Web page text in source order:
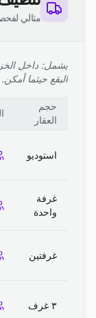
مثالي
يشمل: داخل
البقع حيثما أمكن.
حجم
العقار
استوديو
غرفة
واحدة
غرفتين
٣ غرف